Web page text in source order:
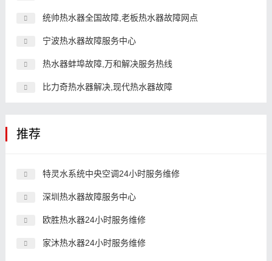
统帅热水器全国故障,老板热水器故障网点
宁波热水器故障服务中心
热水器蚌埠故障,万和解决服务热线
比力奇热水器解决,现代热水器故障
推荐
特灵水系统中央空调24小时服务维修
深圳热水器故障服务中心
欧胜热水器24小时服务维修
家沐热水器24小时服务维修